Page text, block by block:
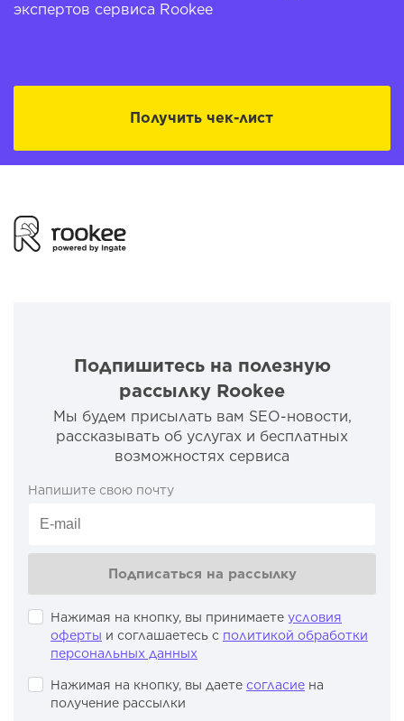
экспертов сервиса Rookee
Получить чек-лист
Подпишитесь на полезную
рассылку Rookee
Мы будем присылать вам SEO-новости,
рассказывать об услугах и бесплатных
возможностях сервиса
Напишите свою почту
Подписаться на рассылку
Нажимая на кнопку, вы принимаете условия
оферты и соглашаетесь с политикой обработки
персональных данных
Нажимая на кнопку, вы даете согласие на
получение рассылки